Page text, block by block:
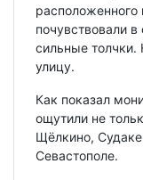
расположенного
почувствовали
сильные
улицу.
Как показал
ощутили не
Щёлкино,
Севастополе.